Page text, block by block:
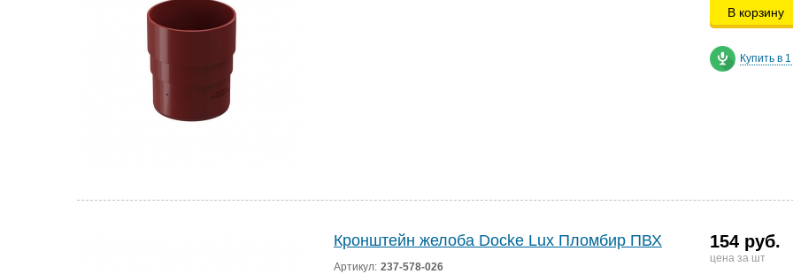
В корзину
Купить в 1
Кронштейн желоба Docke Lux Пломбир ПВХ
Артикул: 237-578-026
154 руб.
цена за шт